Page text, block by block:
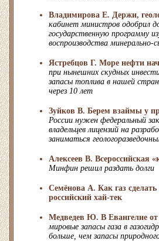
Владимирова Е. Держи,
кабинет министров одобрил
государственную программу
воспроизводства минерально-
Ястребцов Г. Море нефти
при нынешних скудных
запасы топлива в нашей
через 10 лет
Зуйков В. Берем взаймы у
России нужен федеральный
владельцев лицензий на
заниматься
Алексеев В. Всероссийская
Минфин решил раздать долги
Семёнова А. Как газ
российский хай-тек
Медведев Ю. В Евангелие
мировые запасы газа в
больше, чем запасы